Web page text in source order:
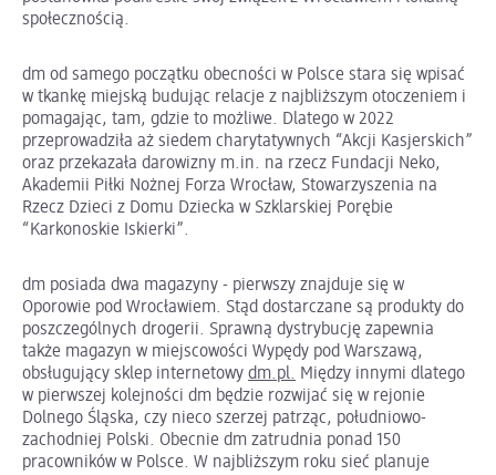
społecznością.
dm od samego początku obecności w Polsce stara się wpisać
w tkankę miejską budując relacje z najbliższym otoczeniem i
pomagając, tam, gdzie to możliwe. Dlatego w 2022
przeprowadziła aż siedem charytatywnych “Akcji Kasjerskich”
oraz przekazała darowizny m.in. na rzecz Fundacji Neko,
Akademii Piłki Nożnej Forza Wrocław, Stowarzyszenia na
Rzecz Dzieci z Domu Dziecka w Szklarskiej Porębie
“Karkonoskie Iskierki”.
dm posiada dwa magazyny - pierwszy znajduje się w
Oporowie pod Wrocławiem. Stąd dostarczane są produkty do
poszczególnych drogerii. Sprawną dystrybucję zapewnia
także magazyn w miejscowości Wypędy pod Warszawą,
obsługujący sklep internetowy dm.pl. Między innymi dlatego
w pierwszej kolejności dm będzie rozwijać się w rejonie
Dolnego Śląska, czy nieco szerzej patrząc, południowo-
zachodniej Polski. Obecnie dm zatrudnia ponad 150
pracowników w Polsce. W najbliższym roku sieć planuje